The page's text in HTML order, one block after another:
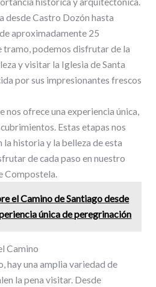
desde Castro Dozón hasta
aproximadamente 25
podemos disfrutar de la
y visitar la Iglesia de Santa
por sus impresionantes frescos
nos ofrece una experiencia única,
Estas etapas nos
historia y la belleza de esta
de cada paso en nuestro
Compostela.
el Camino de Santiago desde
única de peregrinación
Camino
hay una amplia variedad de
la pena visitar. Desde